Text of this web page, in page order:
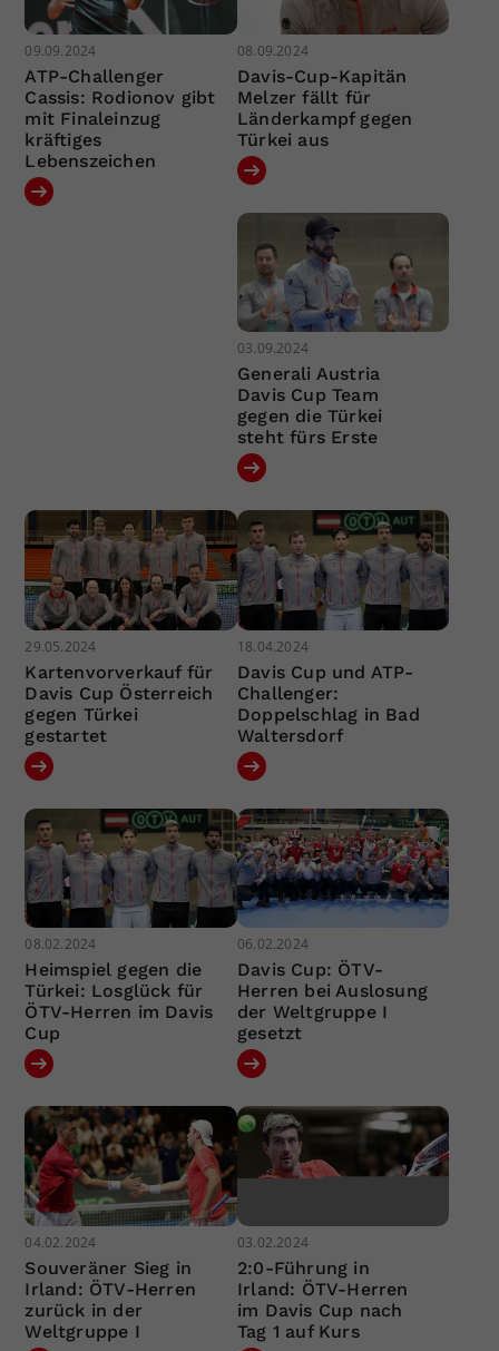
09.09.2024
ATP-Challenger
Cassis: Rodionov gibt
mit Finaleinzug
kräftiges
Lebenszeichen
08.09.2024
Davis-Cup-Kapitän
Melzer fällt für
Länderkampf gegen
Türkei aus
03.09.2024
Generali Austria
Davis Cup Team
gegen die Türkei
steht fürs Erste
29.05.2024
Kartenvorverkauf für
Davis Cup Österreich
gegen Türkei
gestartet
18.04.2024
Davis Cup und ATP-
Challenger:
Doppelschlag in Bad
Waltersdorf
08.02.2024
Heimspiel gegen die
Türkei: Losglück für
ÖTV-Herren im Davis
Cup
06.02.2024
Davis Cup: ÖTV-
Herren bei Auslosung
der Weltgruppe I
gesetzt
04.02.2024
Souveräner Sieg in
Irland: ÖTV-Herren
zurück in der
Weltgruppe I
03.02.2024
2:0-Führung in
Irland: ÖTV-Herren
im Davis Cup nach
Tag 1 auf Kurs